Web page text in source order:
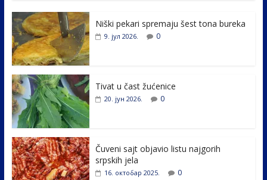
e
b
o
o
k
itt
er e
er
e
Niški pekari spremaju šest tona bureka
9. јул 2026. 0
Tivat u čast žućenice
20. јун 2026. 0
Čuveni sajt objavio listu najgorih
srpskih jela
16. октобар 2025. 0